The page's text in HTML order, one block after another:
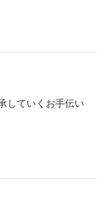
していくお手伝い